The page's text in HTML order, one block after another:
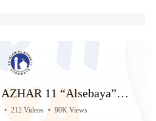
11 “Alsebaya”
• 212 Videos • 90K Views